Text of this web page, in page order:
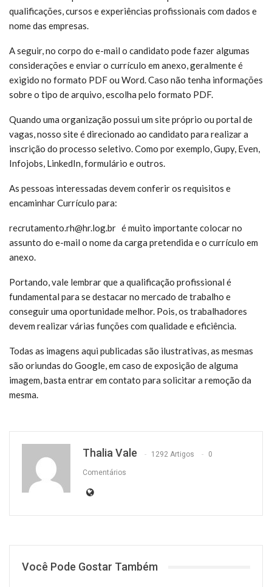
qualificações, cursos e experiências profissionais com dados e
nome das empresas.
A seguir, no corpo do e-mail o candidato pode fazer algumas
considerações e enviar o currículo em anexo, geralmente é
exigido no formato PDF ou Word. Caso não tenha informações
sobre o tipo de arquivo, escolha pelo formato PDF.
Quando uma organização possui um site próprio ou portal de
vagas, nosso site é direcionado ao candidato para realizar a
inscrição do processo seletivo. Como por exemplo, Gupy, Even,
Infojobs, LinkedIn, formulário e outros.
As pessoas interessadas devem conferir os requisitos e
encaminhar Currículo para:
recrutamento.rh@hr.log.br é muito importante colocar no
assunto do e-mail o nome da carga pretendida e o currículo em
anexo.
Portando, vale lembrar que a qualificação profissional é
fundamental para se destacar no mercado de trabalho e
conseguir uma oportunidade melhor. Pois, os trabalhadores
devem realizar várias funções com qualidade e eficiência.
Todas as imagens aqui publicadas são ilustrativas, as mesmas
são oriundas do Google, em caso de exposição de alguma
imagem, basta entrar em contato para solicitar a remoção da
mesma.
Thalia Vale 1292 Artigos 0
Comentários
Você Pode Gostar Também